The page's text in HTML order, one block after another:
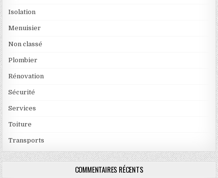
Isolation
Menuisier
Non classé
Plombier
Rénovation
Sécurité
Services
Toiture
Transports
COMMENTAIRES RÉCENTS